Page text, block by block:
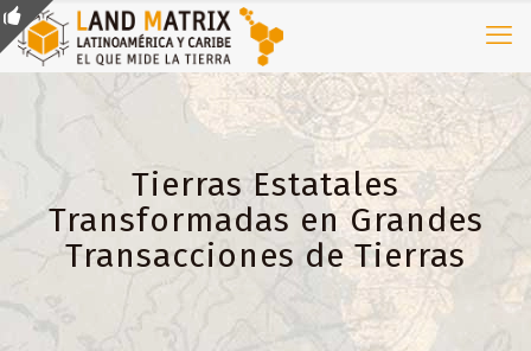
Tierras Estatales
Transformadas en Grandes
Transacciones de Tierras